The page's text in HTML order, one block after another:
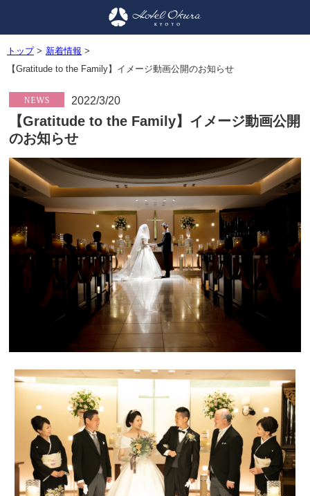
トップ> 新着情報 >
【Gratitude to the Family】イメージ動画公開のお知らせ
2022/3/20
【Gratitude to the Family】イメージ動画公開
のお知らせ